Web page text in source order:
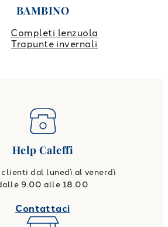
BAMBINO
Completi lenzuola
Trapunte invernali
Help Caleffi
clienti dal lunedì al venerdì
9.00 alle 18.00
Contattaci